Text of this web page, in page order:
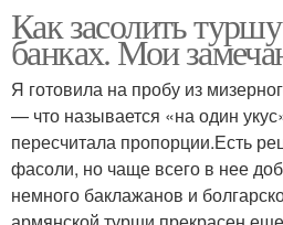
Как засолить
банках. Мои
Я готовила на пробу из
— что называется «на один
пересчитала пропорции.Есть
фасоли, но чаще всего в нее
немного баклажанов и